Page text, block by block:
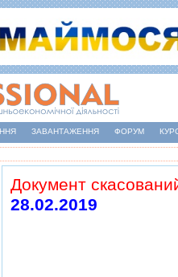
ЗАВАНТАЖЕННЯ ФОРУМ
Документ
28.02.2019